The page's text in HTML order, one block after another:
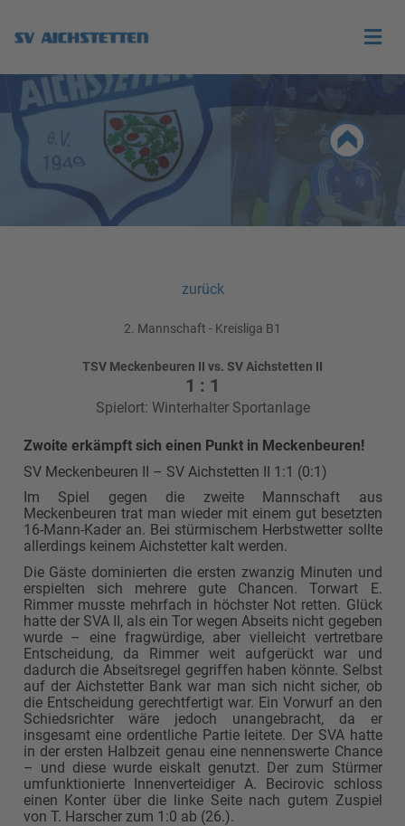
zurück
2. Mannschaft - Kreisliga B1
TSV Meckenbeuren II vs. SV Aichstetten II
1 : 1
Spielort: Winterhalter Sportanlage
Zwoite erkämpft sich einen Punkt in Meckenbeuren!
SV Meckenbeuren II – SV Aichstetten II 1:1 (0:1)
Im Spiel gegen die zweite Mannschaft aus
Meckenbeuren trat man wieder mit einem gut besetzten
16-Mann-Kader an. Bei stürmischem Herbstwetter sollte
allerdings keinem Aichstetter kalt werden.
Die Gäste dominierten die ersten zwanzig Minuten und
erspielten sich mehrere gute Chancen. Torwart E.
Rimmer musste mehrfach in höchster Not retten. Glück
hatte der SVA II, als ein Tor wegen Abseits nicht gegeben
wurde – eine fragwürdige, aber vielleicht vertretbare
Entscheidung, da Rimmer weit aufgerückt war und
dadurch die Abseitsregel gegriffen haben könnte. Selbst
auf der Aichstetter Bank war man sich nicht sicher, ob
die Entscheidung gerechtfertigt war. Ein Vorwurf an den
Schiedsrichter wäre jedoch unangebracht, da er
insgesamt eine ordentliche Partie leitete. Der SVA hatte
in der ersten Halbzeit genau eine nennenswerte Chance
– und diese wurde eiskalt genutzt. Der zum Stürmer
umfunktionierte Innenverteidiger A. Becirovic schloss
einen Konter über die linke Seite nach gutem Zuspiel
von T. Harscher zum 1:0 ab (26.).